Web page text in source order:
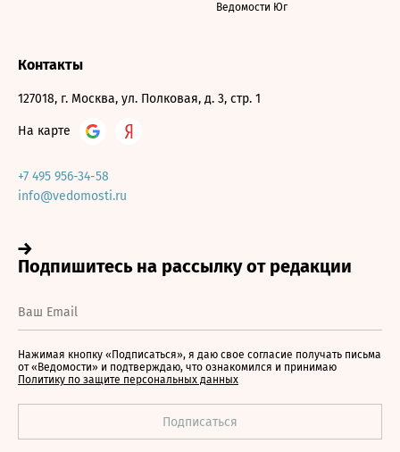
Ведомости Юг
Контакты
127018, г. Москва, ул. Полковая, д. 3, стр. 1
На карте
+7 495 956-34-58
info@vedomosti.ru
Нажимая кнопку «Подписаться», я даю свое согласие получать письма
от «Ведомости» и подтверждаю, что ознакомился и принимаю
Политику по защите персональных данных